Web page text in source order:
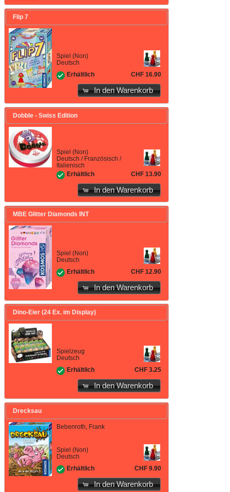
Flip 7
Spiel (Non)
Deutsch
Erhältlich
CHF 16.90
In den Warenkorb
Dobble - Swiss Edition
Spiel (Non)
Deutsch / Französisch /
Italienisch
Erhältlich
CHF 13.90
In den Warenkorb
MBE Glitter Diamonds INT
Spiel (Non)
Deutsch
Erhältlich
CHF 12.90
In den Warenkorb
Dino-Eier (24 Ex. im Display)
Spielzeug
Deutsch
Erhältlich
CHF 3.25
In den Warenkorb
Drecksau
Bebenroth, Frank
Spiel (Non)
Deutsch
Erhältlich
CHF 9.90
In den Warenkorb